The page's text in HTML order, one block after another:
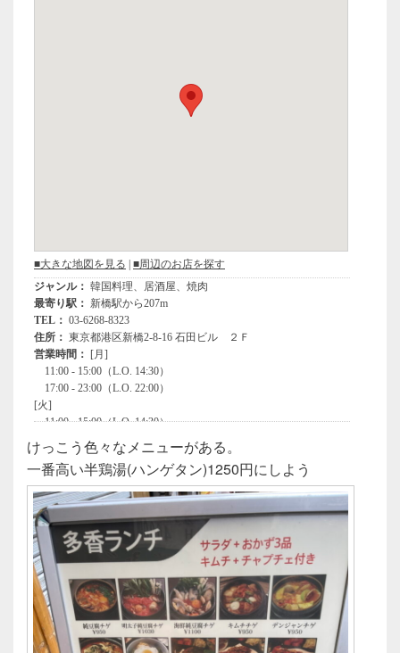
けっこう色々なメニューがある。
一番高い半鶏湯(ハンゲタン)1250円にしよう